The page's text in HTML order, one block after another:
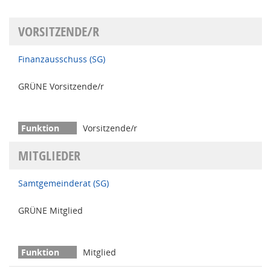
VORSITZENDE/R
Finanzausschuss (SG)
GRÜNE Vorsitzende/r
Vorsitzende/r
MITGLIEDER
Samtgemeinderat (SG)
GRÜNE Mitglied
Mitglied